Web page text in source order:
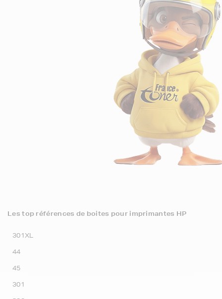
Les top références de boites pour imprimantes HP
301XL
44
45
301